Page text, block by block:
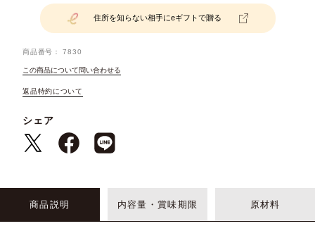
住所を知らない相手にeギフトで贈る
商品番号 7830
この商品について問い合わせる
返品特約について
シェア
商品説明 内容量・賞味期限 原材料